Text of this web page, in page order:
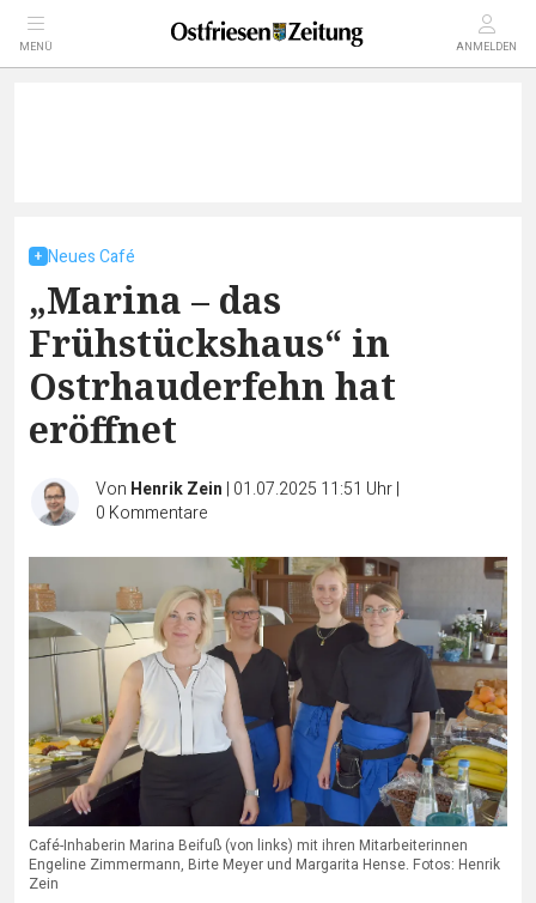
MENÜ ANMELDEN
Neues Café
„Marina – das
Frühstückshaus“ in
Ostrhauderfehn hat
eröffnet
Von Henrik Zein | 01.07.2025 11:51 Uhr|
0 Kommentare
Café-Inhaberin Marina Beifuß (von links) mit ihren Mitarbeiterinnen
Engeline Zimmermann, Birte Meyer und Margarita Hense. Fotos: Henrik
Zein